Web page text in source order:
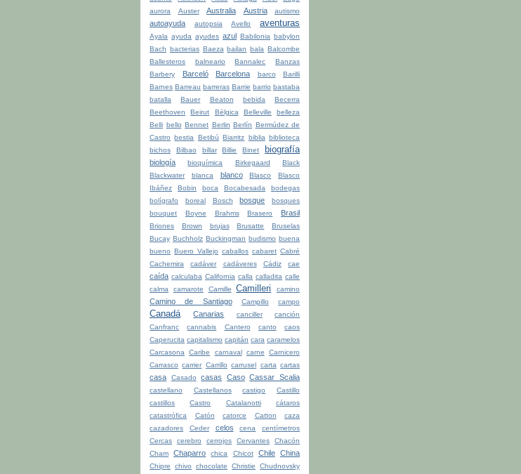
aurora
Auster Australia Austria autismo
autoayuda autopsia Avello aventuras
Ayala ayuda ayudes azul Babilonia babylon
Bach bacterias Baeza bailan bala Balcombe
Ballesteros
balneario Bannalec
Banzas
Barbery
Barceló Barcelona barco
Barilli
Barnes Barreau barreras Barrie barrio bastaba
batalla
Bauer Beaton bebida
Becerra
Beethoven
Beirut Bélgica Belleville
belleza
Belli bello Bennet Berlin Berlín Bermúdez de
Castro bestia Betibú Biarritz biblia biblioteca
bichos
Bilbao billar Billie Binet biografía
biología bioquímica Birkegaard
Black
Blackwater
blanca blanco Blasco
Blasco
Ibáñez
Bobin boca Bocabesada
bodegas
bolígrafo
boreal Bosch bosque
bosques
bouquet
Boyne Brahms Brasero Brasil
Briones Brown brujas Brusatte
Bruselas
Bucay Buchholz Buckingman budismo buena
bueno Buero Vallejo caballos cabaret Cabré
Cachemira
cadáver cadáveres Cádiz cae
caída calculaba California calla calladita calle
calma
camarote Camille Camilleri camino
Camino de Santiago Campillo campo
Canadá Canarias canciller
canción
Canfranc
cannabis Cantero canto
caos
Caperucita capitalismo capitán cara caramelos
Carcasona
Caribe carnaval carne
Carnicero
Carrasco carrier Carrillo carrusel carta cartas
casa Casado casas Caso Cassar Scalia
castellano Castellanos castigo
Castillo
castillos
Castro Catalanotti
cátaros
catastrófica
Catón catorce Catton
caza
cazadores
Ceder celos cena
centímetros
Cercas
cerebro cerrojos Cervantes
Chacón
Cham
Chaparro chica Chicot Chile China
Chipre chivo chocolate Christie
Chudnovsky